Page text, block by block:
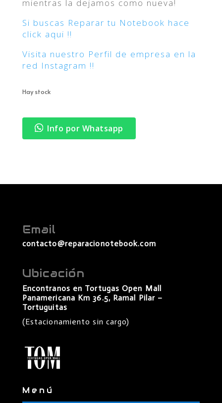
mientras la dejamos como nueva!
Si buscas Reparar tu Notebook hace
click aqui !!
Visita nuestro Perfil de empresa en la
red Instagram !!
Hay stock
Info por Whatsapp
Email
contacto@reparacionotebook.com
Ubicación
Encontranos en Tortugas Open Mall
Panamericana Km 36.5, Ramal Pilar –
Tortuguitas
(Estacionamiento sin cargo)
Menú